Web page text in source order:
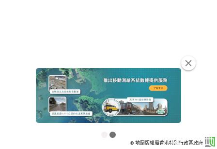
© 地圖版權屬香港特別行政區政府
clear